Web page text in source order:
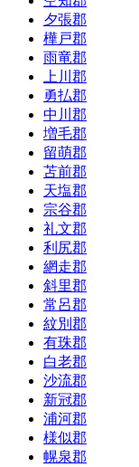
夕張郡
樺戸郡
雨竜郡
上川郡
勇払郡
中川郡
増毛郡
留萌郡
苫前郡
天塩郡
宗谷郡
礼文郡
利尻郡
網走郡
斜里郡
常呂郡
紋別郡
有珠郡
白老郡
沙流郡
新冠郡
浦河郡
様似郡
幌泉郡